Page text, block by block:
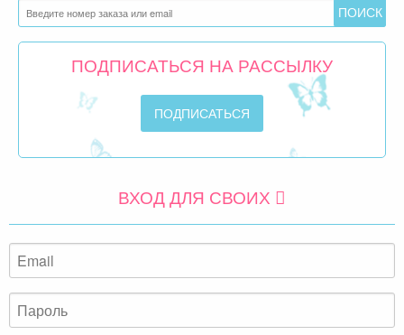
ПОДПИСАТЬСЯ НА РАССЫЛКУ
ВХОД ДЛЯ СВОИХ